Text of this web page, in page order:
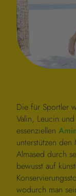
Die für Sportler
Valin, Leucin
essenziellen
unterstützen den
Almased durch
bewusst auf
wodurch man